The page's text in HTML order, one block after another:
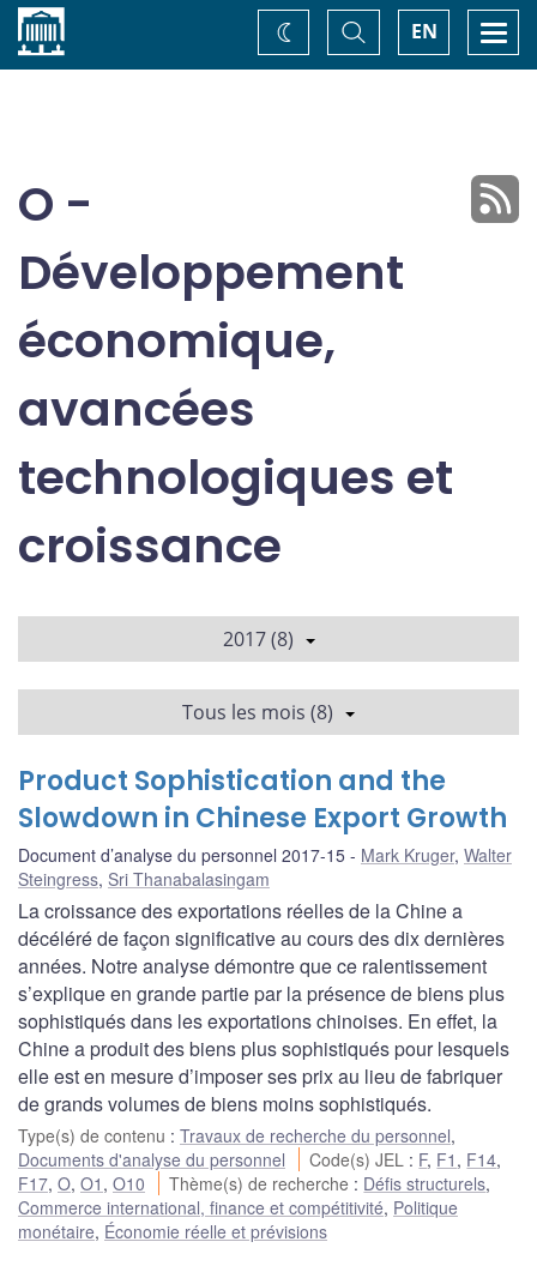
Accueil EN
Basculer
la
recherche
Changez
de
O -
Développement
économique,
avancées
technologiques et
croissance
2017 (8)
Tous les mois (8)
Product Sophistication and the
Slowdown in Chinese Export Growth
Document d’analyse du personnel 2017-15 Mark Kruger, Walter
Steingress, Sri Thanabalasingam
La croissance des exportations réelles de la Chine a
décéléré de façon significative au cours des dix dernières
années. Notre analyse démontre que ce ralentissement
s’explique en grande partie par la présence de biens plus
sophistiqués dans les exportations chinoises. En effet, la
Chine a produit des biens plus sophistiqués pour lesquels
elle est en mesure d’imposer ses prix au lieu de fabriquer
de grands volumes de biens moins sophistiqués.
Type(s) de contenu : Travaux de recherche du personnel,
Documents d'analyse du personnel
Code(s) JEL : F, F1 , F14,
F17, O, O1 , O10 Thème(s) de recherche : Défis structurels,
Commerce international, finance et compétitivité, Politique
monétaire, Économie réelle et prévisions